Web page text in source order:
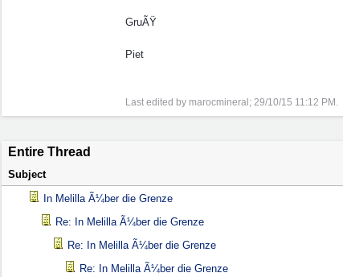
GruÃŸ
Piet
Last edited by marocmineral; 29/10/15 11:12 PM .
Entire Thread
Subject
In Melilla Ã¼ber die Grenze
Re: In Melilla Ã¼ber die Grenze
Re: In Melilla Ã¼ber die Grenze
Re: In Melilla Ã¼ber die Grenze